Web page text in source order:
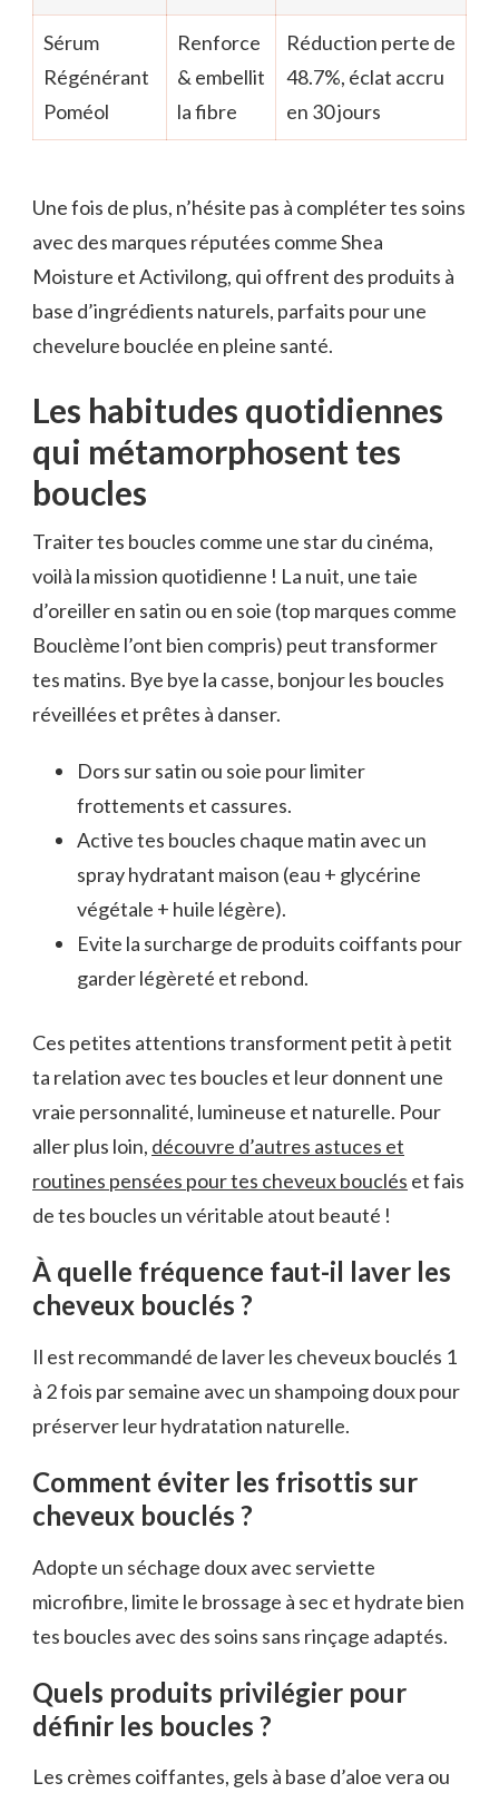
Sérum
Régénérant
Poméol
Renforce
& embellit
la fibre
Réduction perte de
48.7%, éclat accru
en 30 jours
Une fois de plus, n’hésite pas à compléter tes soins
avec des marques réputées comme Shea
Moisture et Activilong, qui offrent des produits à
base d’ingrédients naturels, parfaits pour une
chevelure bouclée en pleine santé.
Les habitudes quotidiennes
qui métamorphosent tes
boucles
Traiter tes boucles comme une star du cinéma,
voilà la mission quotidienne ! La nuit, une taie
d’oreiller en satin ou en soie (top marques comme
Bouclème l’ont bien compris) peut transformer
tes matins. Bye bye la casse, bonjour les boucles
réveillées et prêtes à danser.
Dors sur satin ou soie pour limiter
frottements et cassures.
Active tes boucles chaque matin avec un
spray hydratant maison (eau + glycérine
végétale + huile légère).
Evite la surcharge de produits coiffants pour
garder légèreté et rebond.
Ces petites attentions transforment petit à petit
ta relation avec tes boucles et leur donnent une
vraie personnalité, lumineuse et naturelle. Pour
aller plus loin, découvre d’autres astuces et
routines pensées pour tes cheveux bouclés et fais
de tes boucles un véritable atout beauté !
À quelle fréquence faut-il laver les
cheveux bouclés ?
Il est recommandé de laver les cheveux bouclés 1
à 2 fois par semaine avec un shampoing doux pour
préserver leur hydratation naturelle.
Comment éviter les frisottis sur
cheveux bouclés ?
Adopte un séchage doux avec serviette
microfibre, limite le brossage à sec et hydrate bien
tes boucles avec des soins sans rinçage adaptés.
Quels produits privilégier pour
définir les boucles ?
Les crèmes coiffantes, gels à base d’aloe vera ou